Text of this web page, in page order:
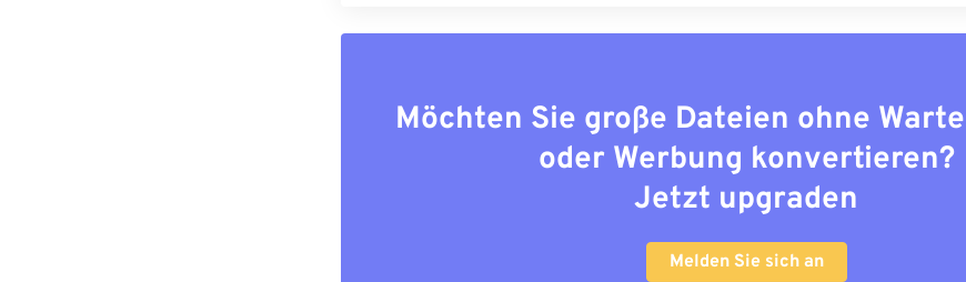
Möchten Sie große Dateien ohne
oder Werbung konvertieren?
Jetzt upgraden
Melden Sie sich an